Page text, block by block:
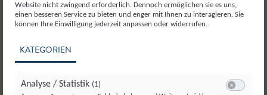
Website nicht zwingend erforderlich. Dennoch ermöglichen sie es uns,
einen besseren Service zu bieten und enger mit Ihnen zu interagieren. Sie
können Ihre Einwilligung jederzeit anpassen oder widerrufen.
KATEGORIEN
Analyse / Statistik (1)